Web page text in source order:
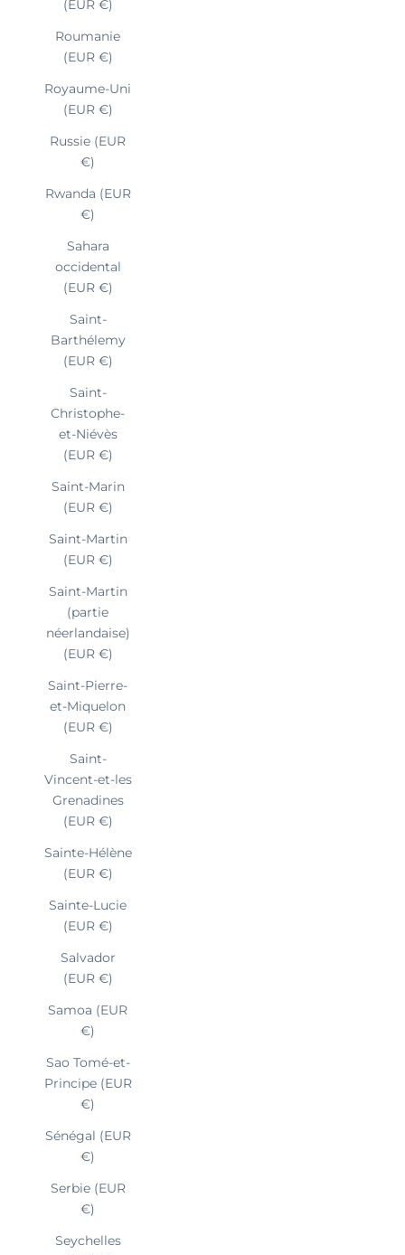
(EUR €)
Roumanie
(EUR €)
Royaume-Uni
(EUR €)
Russie (EUR
€)
Rwanda (EUR
€)
Sahara
occidental
(EUR €)
Saint-
Barthélemy
(EUR €)
Saint-
Christophe-
et-Niévès
(EUR €)
Saint-Marin
(EUR €)
Saint-Martin
(EUR €)
Saint-Martin
(partie
néerlandaise)
(EUR €)
Saint-Pierre-
et-Miquelon
(EUR €)
Saint-
Vincent-et-les
Grenadines
(EUR €)
Sainte-Hélène
(EUR €)
Sainte-Lucie
(EUR €)
Salvador
(EUR €)
Samoa (EUR
€)
Sao Tomé-et-
Principe (EUR
€)
Sénégal (EUR
€)
Serbie (EUR
€)
Seychelles